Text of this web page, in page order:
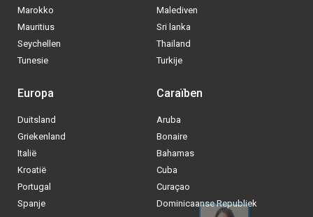
Marokko
Mauritius
Seychellen
Tunesie
Malediven
Sri lanka
Thailand
Turkije
Europa
Duitsland
Griekenland
Italië
Kroatië
Portugal
Spanje
Caraïben
Aruba
Bonaire
Bahamas
Cuba
Curaçao
Dominicaanse Republiek
Vakantiediscounter